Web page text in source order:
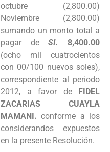
octubre (2,800.00)
Noviembre (2,800.00)
sumando un monto total a
pagar deSI.8,400.00
(ocho mil cuatrocientos
con 00/100 nuevos soles),
correspondiente al periodo
2012, a favor de FIDEL
ZACARIAS CUAYLA
MAMANI.conforme a los
considerandos expuestos
en la presente Resolución.